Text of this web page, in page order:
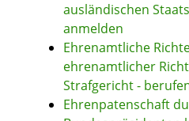
ausländischen
anmelden
Ehrenamtliche
ehrenamtlicher
Strafgericht -
Ehrenpatenschaft